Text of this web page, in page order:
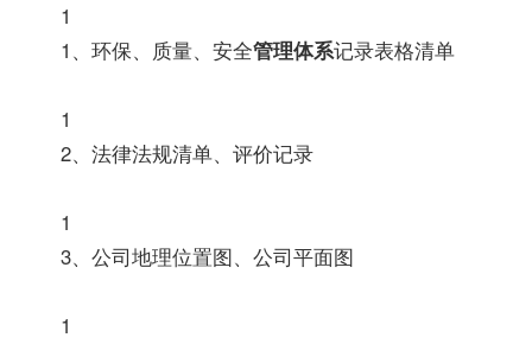
1
1、环保、质量、安全管理体系记录表格清单
1
2、法律法规清单、评价记录
1
3、公司地理位置图、公司平面图
1